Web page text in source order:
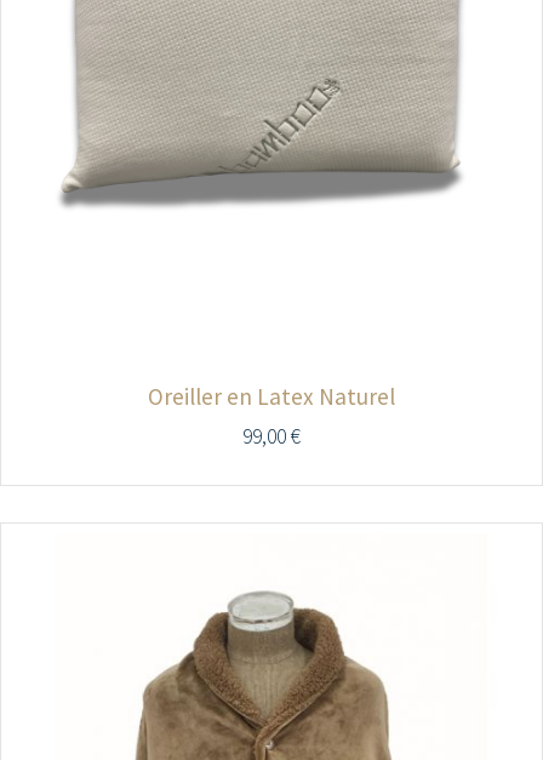
Oreiller en Latex Naturel
99,00€